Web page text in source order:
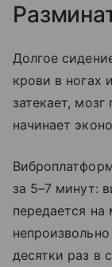
Долгое
крови в ногах
затекает,
начинает
за 5–7 минут:
передается
десятки раз в